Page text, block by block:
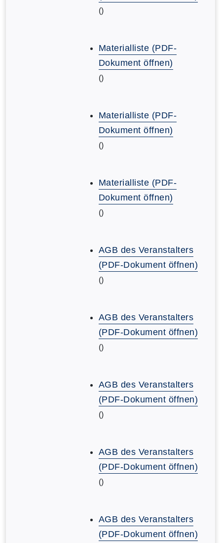
()
Materialliste (PDF-
Dokument öffnen)
()
Materialliste (PDF-
Dokument öffnen)
()
Materialliste (PDF-
Dokument öffnen)
()
AGB des Veranstalters
(PDF-Dokument öffnen)
()
AGB des Veranstalters
(PDF-Dokument öffnen)
()
AGB des Veranstalters
(PDF-Dokument öffnen)
()
AGB des Veranstalters
(PDF-Dokument öffnen)
()
AGB des Veranstalters
(PDF-Dokument öffnen)